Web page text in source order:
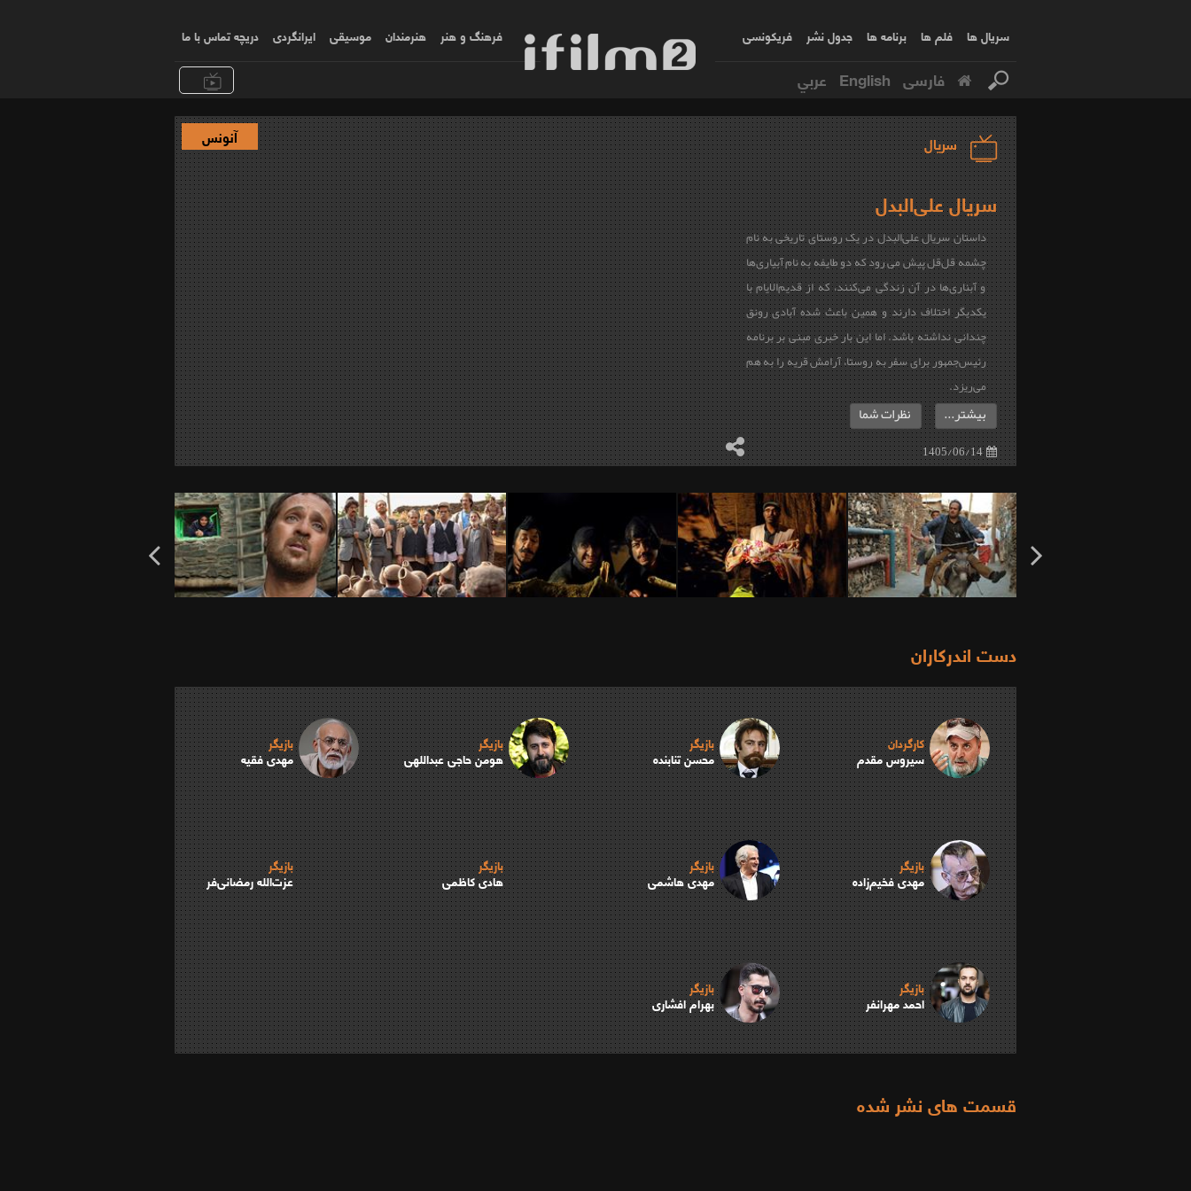
سریال ها فلم ها برنامه ها جدول نشر فریکونسی فرهنگ و هنر هنرمندان موسیقی ایرانگردی دریچه تماس با ما
فارسی English عربي
سریال
سریال علی‌البدل
داستان سریال علی‌البدل در یک روستای تاریخی به نام
چشمه قل‌قل پیش می رود که دو طایفه به نام آبیاری‌ها
و آبناری‌ها در آن زندگی می‌کنند، که از قدیم‌الایام با
یکدیگر اختلاف دارند و همین باعث شده آبادی رونق
چندانی نداشته باشد. اما این بار خبری مبنی بر برنامه
رئیس‌جمهور برای سفر به روستا، آرامش قریه را به هم
می‌ریزد.
1405/06/14
بیشتر... نظرات شما
آنونس
دست اندرکاران
کارگردان
سیروس مقدم
بازیگر
محسن تنابنده
بازیگر
هومن حاجی عبداللهی
بازیگر
مهدی فقیه
بازیگر
مهدی فخیم‌زاده
بازیگر
مهدی هاشمی
بازیگر
هادی کاظمی
بازیگر
عزت‌الله رمضانی‌فر
بازیگر
احمد مهرانفر
بازیگر
بهرام افشاری
قسمت های نشر شده